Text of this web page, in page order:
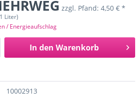
zzgl. Pfand: 4,50 € *
Liter)
/ Energieaufschlag
In den Warenkorb
10002913